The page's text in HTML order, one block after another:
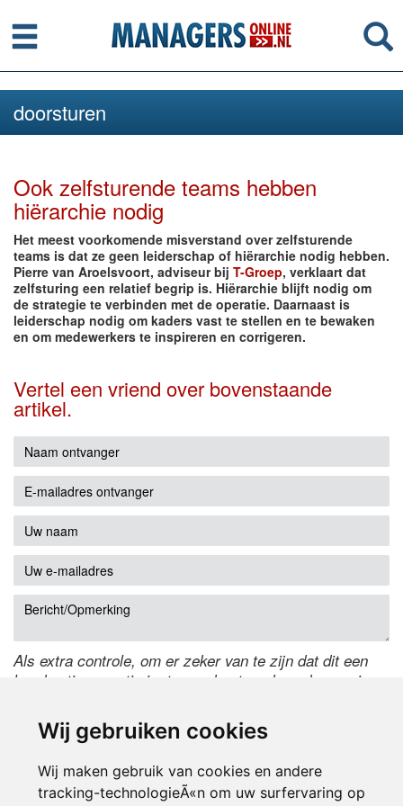
Wij gebruiken cookies
Wij maken gebruik van cookies en andere
tracking-technologieÃ«n om uw surfervaring op
Menu
doorsturen
Ook zelfsturende teams hebben
hiërarchie nodig
Het meest voorkomende misverstand over zelfsturende
teams is dat ze geen leiderschap of hiërarchie nodig hebben.
Pierre van Aroelsvoort, adviseur bij T-Groep, verklaart dat
zelfsturing een relatief begrip is. Hiërarchie blijft nodig om
de strategie te verbinden met de operatie. Daarnaast is
leiderschap nodig om kaders vast te stellen en te bewaken
en om medewerkers te inspireren en corrigeren.
Vertel een vriend over bovenstaande
artikel.
Als extra controle, om er zeker van te zijn dat dit een
handmatige reactie is, typ onderstaande code over in
de code te wijzigen.